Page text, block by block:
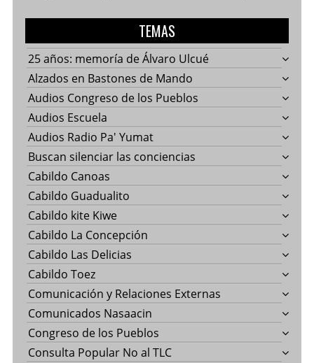
TEMAS
25 años: memoría de Álvaro Ulcué
Alzados en Bastones de Mando
Audios Congreso de los Pueblos
Audios Escuela
Audios Radio Pa' Yumat
Buscan silenciar las conciencias
Cabildo Canoas
Cabildo Guadualito
Cabildo kite Kiwe
Cabildo La Concepción
Cabildo Las Delicias
Cabildo Toez
Comunicación y Relaciones Externas
Comunicados Nasaacin
Congreso de los Pueblos
Consulta Popular No al TLC